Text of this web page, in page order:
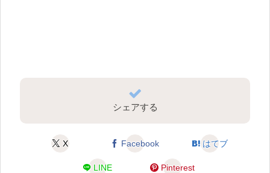
シェアする
X Facebook はてブ
LINE Pinterest